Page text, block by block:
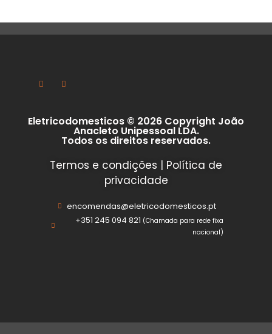
Eletricodomesticos © 2026 Copyright João
Anacleto Unipessoal LDA.
Todos os direitos reservados.
Termos e condições | Política de
privacidade
encomendas@eletricodomesticos.pt
+351 245 094 821 (Chamada para rede fixa
nacional)